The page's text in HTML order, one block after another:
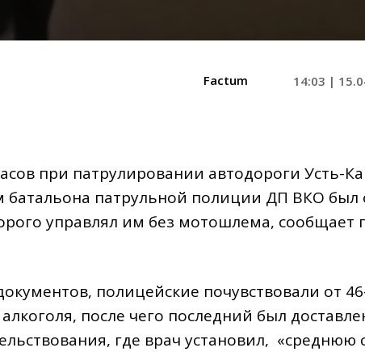
Factum 14:03 |
при патрулировании автодороги Усть-
батальона патрульной полиции ДП ВКО был
управлял им без мотошлема, сообщает
полицейские почувствовали от
после чего последний был
где врач установил, «среднюю